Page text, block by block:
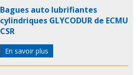
Bagues auto lubrifiantes
cylindriques GLYCODUR de ECMU
CSR
En savoir plus